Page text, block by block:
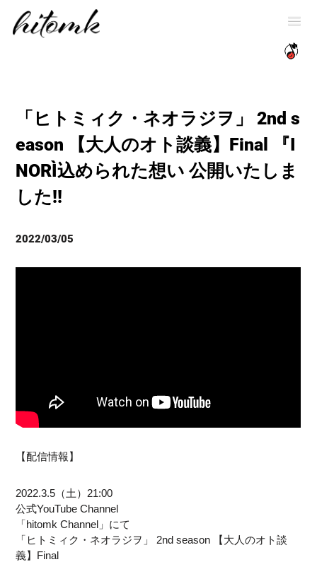
「ヒトミィク・ネオラジヲ」 2nd s
eason 【大人のオト談義】Final 『I
NORI』込められた想い 公開いたしま
した!!
2022/03/05
【配信情報】
2022.3.5（土）21:00
公式YouTube Channel
「hitomk Channel」にて
「ヒトミィク・ネオラジヲ」 2nd season 【大人のオト談
義】Final